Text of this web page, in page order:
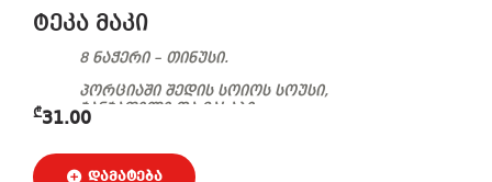
ტეკა მაკი
8 ნაჭერი – თინუსი.
პორციაში შედის სოიოს სოუსი,
ჯანჯაფილი და ვასაბი.
₾31.00